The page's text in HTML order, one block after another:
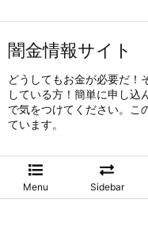
闇金情報サイト
どうしてもお金が必要だ！
している方！簡単に申し込
で気をつけてください。こ
ています。
Menu Sidebar